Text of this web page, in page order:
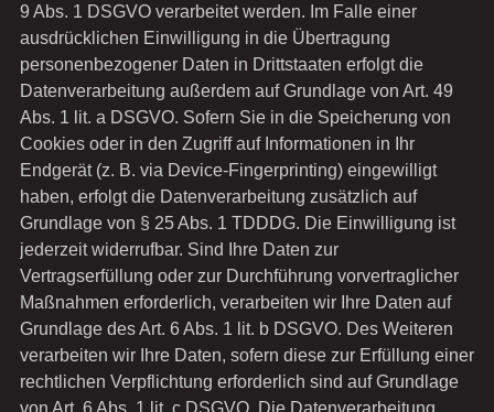
9 Abs. 1 DSGVO verarbeitet werden. Im Falle einer
ausdrücklichen Einwilligung in die Übertragung
personenbezogener Daten in Drittstaaten erfolgt die
Datenverarbeitung außerdem auf Grundlage von Art. 49
Abs. 1 lit. a DSGVO. Sofern Sie in die Speicherung von
Cookies oder in den Zugriff auf Informationen in Ihr
Endgerät (z. B. via Device-Fingerprinting) eingewilligt
haben, erfolgt die Datenverarbeitung zusätzlich auf
Grundlage von § 25 Abs. 1 TDDDG. Die Einwilligung ist
jederzeit widerrufbar. Sind Ihre Daten zur
Vertragserfüllung oder zur Durchführung vorvertraglicher
Maßnahmen erforderlich, verarbeiten wir Ihre Daten auf
Grundlage des Art. 6 Abs. 1 lit. b DSGVO. Des Weiteren
verarbeiten wir Ihre Daten, sofern diese zur Erfüllung einer
rechtlichen Verpflichtung erforderlich sind auf Grundlage
von Art. 6 Abs. 1 lit. c DSGVO. Die Datenverarbeitung